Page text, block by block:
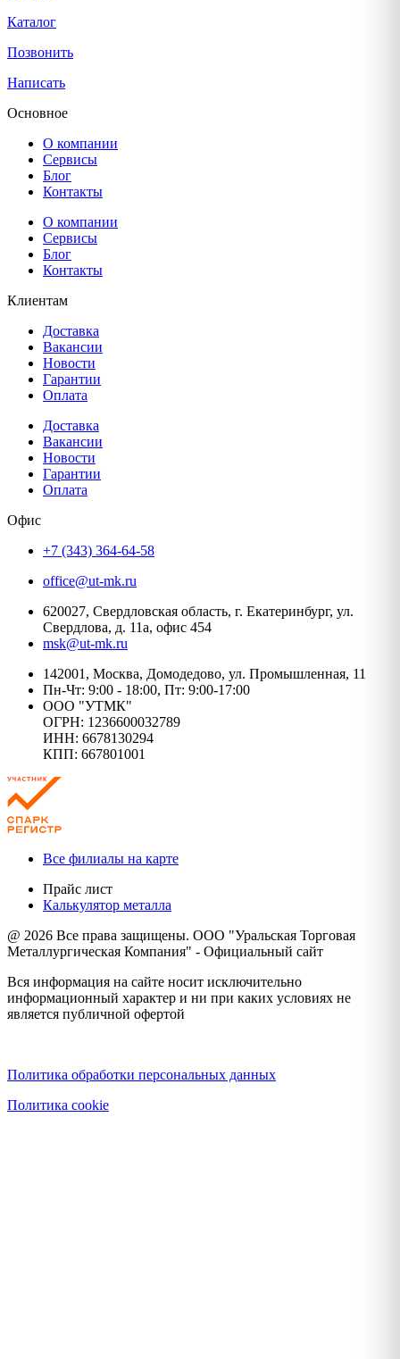
Каталог
Позвонить
Написать
Основное
О компании
Сервисы
Блог
Контакты
О компании
Сервисы
Блог
Контакты
Клиентам
Доставка
Вакансии
Новости
Гарантии
Оплата
Доставка
Вакансии
Новости
Гарантии
Оплата
Офис
+7 (343) 364-64-58
office@ut-mk.ru
620027, Свердловская область, г. Екатеринбург, ул.
Свердлова, д. 11а, офис 454
msk@ut-mk.ru
142001, Москва, Домодедово, ул. Промышленная, 11
Пн-Чт: 9:00 - 18:00, Пт: 9:00-17:00
ООО "УТМК"
ОГРН: 1236600032789
ИНН: 6678130294
КПП: 667801001
Все филиалы на карте
Прайс лист
Калькулятор металла
@ 2026 Все права защищены. ООО "Уральская Торговая
Металлургическая Компания" - Официальный сайт
Вся информация на сайте носит исключительно
информационный характер и ни при каких условиях не
является публичной офертой
Политика обработки персональных данных
Политика cookie